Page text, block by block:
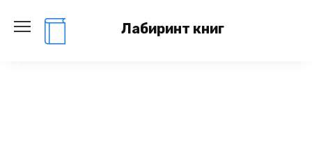
содержанию
Лабиринт книг